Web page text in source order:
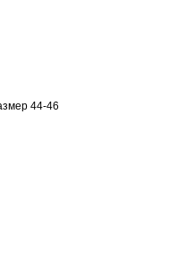
44-46